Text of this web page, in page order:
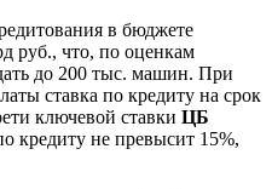
в бюджете
руб., что, по оценкам
до 200 тыс. машин. При
ставка по кредиту на срок
ключевой ставки ЦБ
кредиту не превысит 15%,